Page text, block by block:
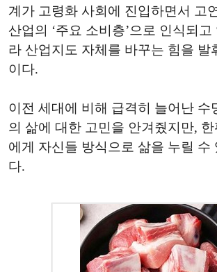
계가 고령화 사회에 진입하면서 고
산업의 ‘주요 소비층’으로 인식되고
라 산업지도 자체를 바꾸는 힘을 발
이다.
이전 세대에 비해 급격히 늘어난 수
의 삶에 대한 고민을 안겨줬지만,
에게 자신들 방식으로 삶을 누릴 수
다.